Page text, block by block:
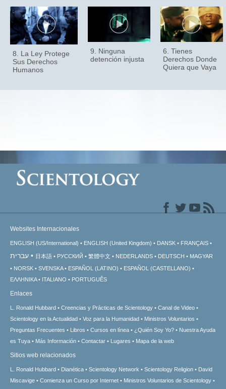
8. La Ley Protege
Sus Derechos
Humanos
9. Ninguna
detención injusta
6. Tienes
Derechos Donde
Quiera que Vaya
Websites Internacionales
ENGLISH (US/International) ENGLISH (United Kingdom) DANSK FRANÇAIS
עברית 日本語 РУССКИЙ 繁體中文 NEDERLANDS DEUTSCH
MAGYAR
NORSK
SVENSKA ESPAÑOL (LATINO)
ESPAÑOL (CASTELLANO)
ΕΛΛΗΝΙΚA
ITALIANO PORTUGUÊS
Enlaces
L. Ronald Hubbard Creencias y Prácticas de Scientology
Canal de Video
Scientology en la Actualidad
Voz para la Humanidad
Ministros Voluntarios
Preguntas Frecuentes
Libros Cursos en línea ¿Quién Soy Yo?
Nuestra Ayuda
es Tuya
Más Información Contactar Lugares Mapa de la web
Sitios web relacionados
L. Ronald Hubbard Dianética Scientology Network Scientology Religion
David
Miscavige
Comienza un Curso por Internet
Ministros Voluntarios de Scientology